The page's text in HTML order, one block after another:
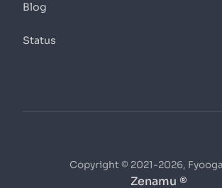
Blog
Status
Copyright © 2021-2026,
Zenamu ®